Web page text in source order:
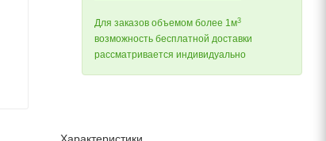
Для заказов объемом более 1м3
возможность бесплатной доставки
рассматривается индивидуально